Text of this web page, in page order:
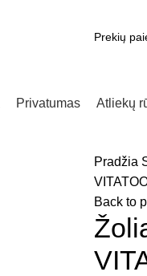
Privatumas Atliekų
Pradžia
Back to